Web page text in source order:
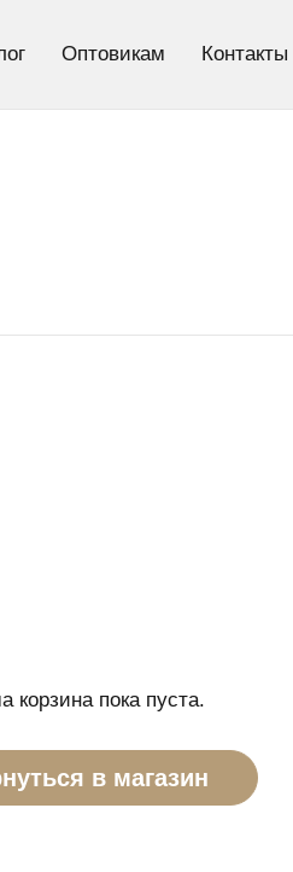
Оптовикам Контакты
корзина пока пуста.
в магазин